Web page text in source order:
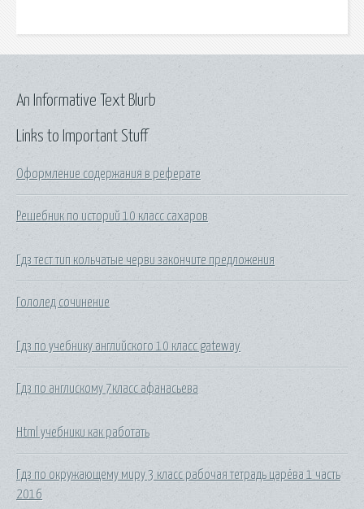
Links to Important Stuff
Оформление содержания в реферате
Решебник по историй 10 класс сахаров
Гдз тест тип кольчатые черви закончите предложения
Гололед сочинение
Гдз по учебнику английского 10 класс gateway
Гдз по англискому 7класс афанасьева
Html учебники как работать
Гдз по окружающему миру 3 класс рабочая тетрадь царёва 1 часть
2016
An Informative Text Blurb